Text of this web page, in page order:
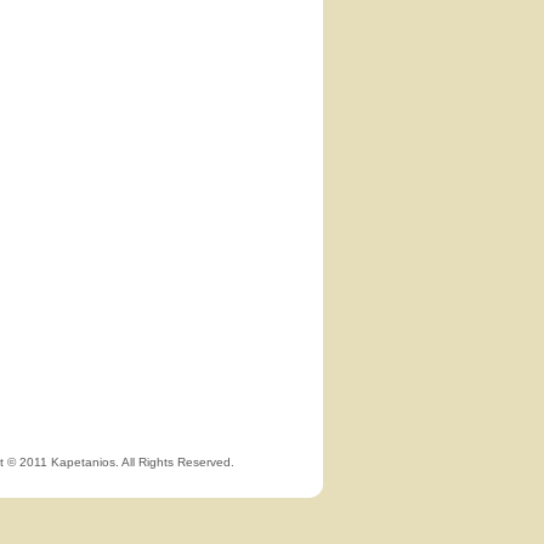
© 2011 Kapetanios. All Rights Reserved.